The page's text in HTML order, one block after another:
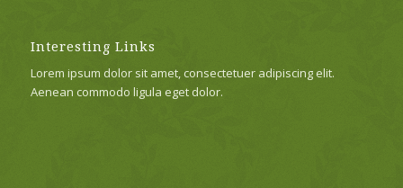
Interesting Links
Lorem ipsum dolor sit amet, consectetuer adipiscing elit.
Aenean commodo ligula eget dolor.